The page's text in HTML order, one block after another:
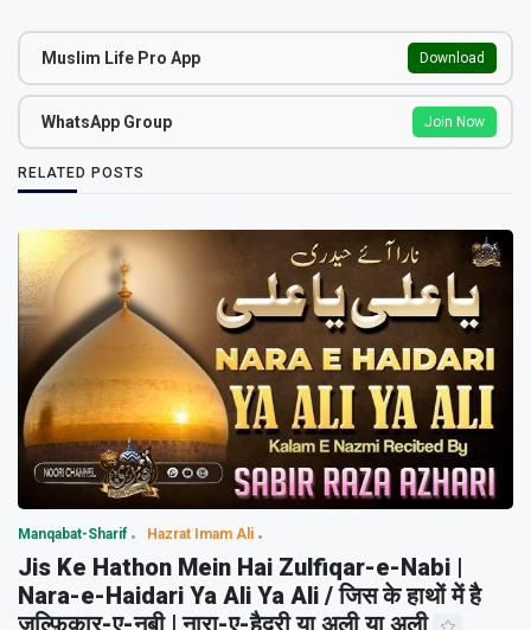
Muslim Life Pro App Download
WhatsApp Group Join Now
RELATED POSTS
Manqabat-Sharif Hazrat Imam Ali
Jis Ke Hathon Mein Hai Zulfiqar-e-Nabi |
Nara-e-Haidari Ya Ali Ya Ali / जिस के हाथों में है
ज़ुल्फ़िक़ार-ए-नबी | नारा-ए-हैदरी या अली या अली